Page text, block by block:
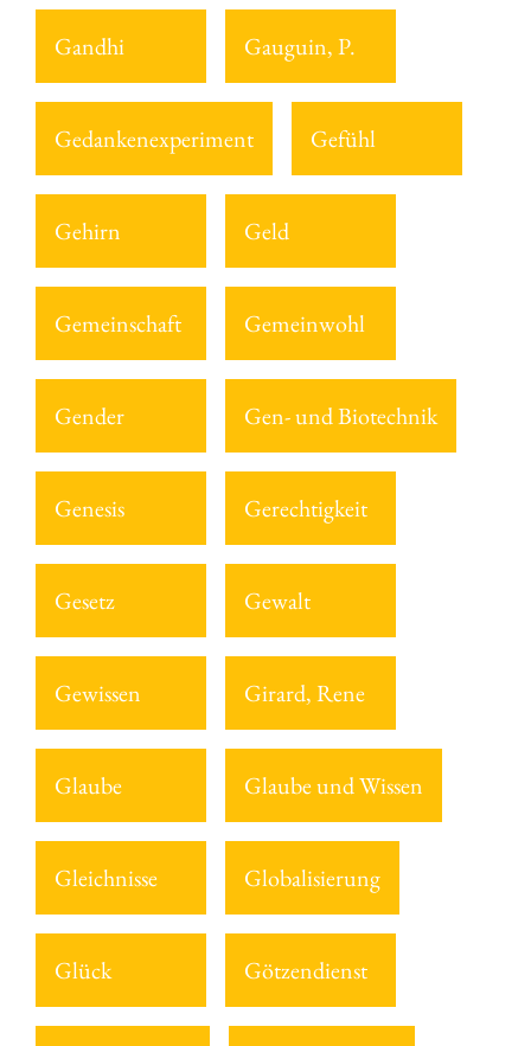
Gandhi Gauguin, P.
Gedankenexperiment Gefühl
Gehirn Geld
Gemeinschaft Gemeinwohl
Gender Gen- und Biotechnik
Genesis Gerechtigkeit
Gesetz Gewalt
Gewissen Girard, Rene
Glaube Glaube und Wissen
Gleichnisse Globalisierung
Glück Götzendienst